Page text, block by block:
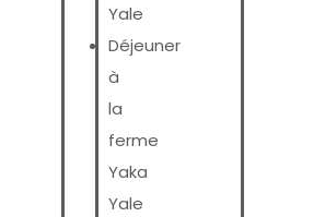
Yale
Déjeuner
à
la
ferme
Yaka
Yale